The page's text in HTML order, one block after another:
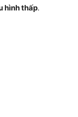
hình thấp.